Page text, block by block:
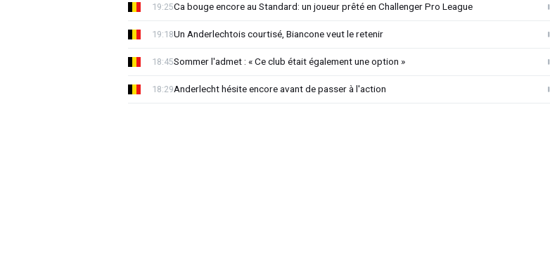
Ca bouge encore au Standard: un joueur prêté en Challenger Pro League
19:25
Un Anderlechtois courtisé, Biancone veut le retenir
19:18
Sommer l'admet : « Ce club était également une option »
18:45
Anderlecht hésite encore avant de passer à l'action
18:29